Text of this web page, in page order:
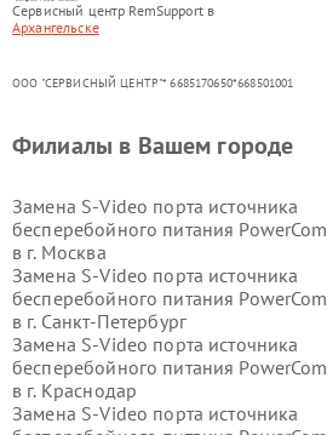
Сервисный центр RemSupport в
Архангельске
ООО "СЕРВИСНЫЙ ЦЕНТР"* 6685170650*668501001
Филиалы в Вашем городе
Замена S-Video порта источника
бесперебойного питания PowerCom
в г. Москва
Замена S-Video порта источника
бесперебойного питания PowerCom
в г. Санкт-Петербург
Замена S-Video порта источника
бесперебойного питания PowerCom
в г. Краснодар
Замена S-Video порта источника